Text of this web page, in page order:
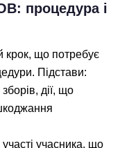
процедура і
крок, що потребує
Підстави:
дії, що
учасника, що